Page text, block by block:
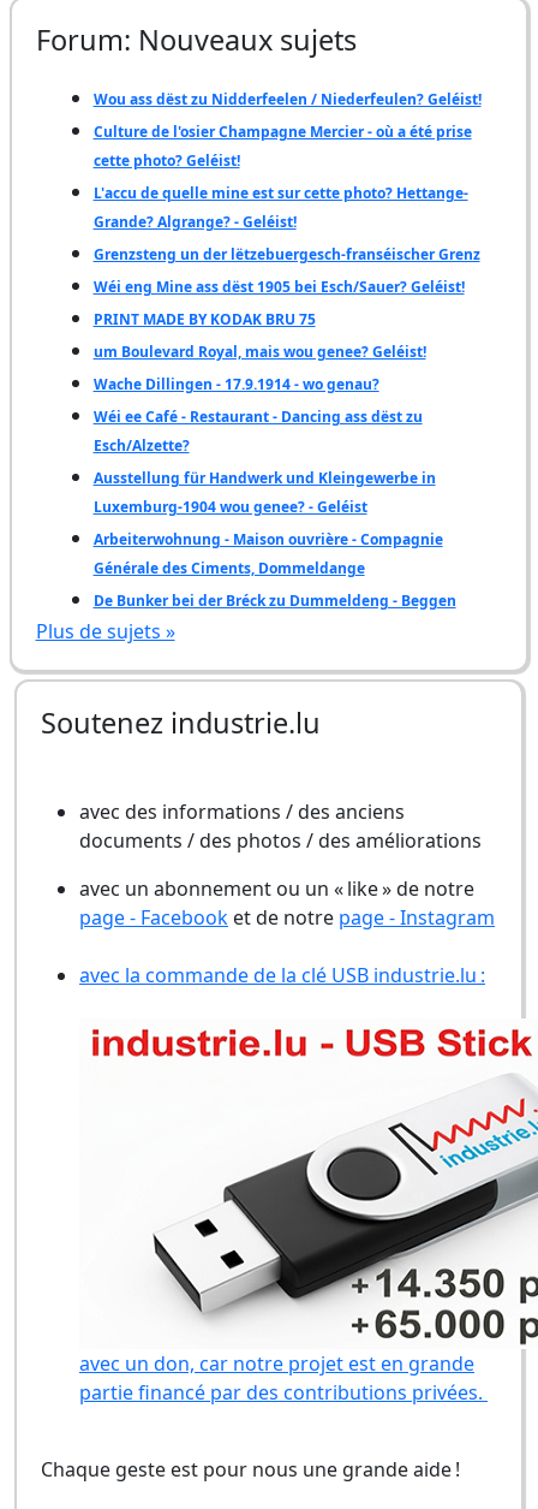
Forum: Nouveaux sujets
Wou ass dëst zu Nidderfeelen / Niederfeulen? Geléist!
Culture de l'osier Champagne Mercier - où a été prise
cette photo? Geléist!
L'accu de quelle mine est sur cette photo? Hettange-
Grande? Algrange? - Geléist!
Grenzsteng un der lëtzebuergesch-franséischer Grenz
Wéi eng Mine ass dëst 1905 bei Esch/Sauer? Geléist!
PRINT MADE BY KODAK BRU 75
um Boulevard Royal, mais wou genee? Geléist!
Wache Dillingen - 17.9.1914 - wo genau?
Wéi ee Café - Restaurant - Dancing ass dëst zu
Esch/Alzette?
Ausstellung für Handwerk und Kleingewerbe in
Luxemburg-1904 wou genee? - Geléist
Arbeiterwohnung - Maison ouvrière - Compagnie
Générale des Ciments, Dommeldange
De Bunker bei der Bréck zu Dummeldeng - Beggen
Plus de sujets »
Soutenez industrie.lu
avec des informations / des anciens
documents / des photos / des améliorations
avec un abonnement ou un « like » de notre
page - Facebook et de notre page - Instagram
avec la commande de la clé USB industrie.lu :
avec un don, car notre projet est en grande
partie financé par des contributions privées.
Chaque geste est pour nous une grande aide !